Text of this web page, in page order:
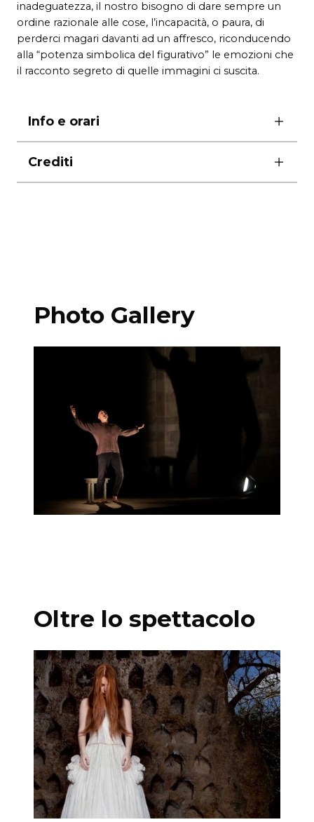
inadeguatezza, il nostro bisogno di dare sempre un
ordine razionale alle cose, l’incapacità, o paura, di
perderci magari davanti ad un affresco, riconducendo
alla “potenza simbolica del figurativo” le emozioni che
il racconto segreto di quelle immagini ci suscita.
Info e orari
ore 19.00
durata un’ora
Crediti
Photo Gallery
Oltre lo spettacolo